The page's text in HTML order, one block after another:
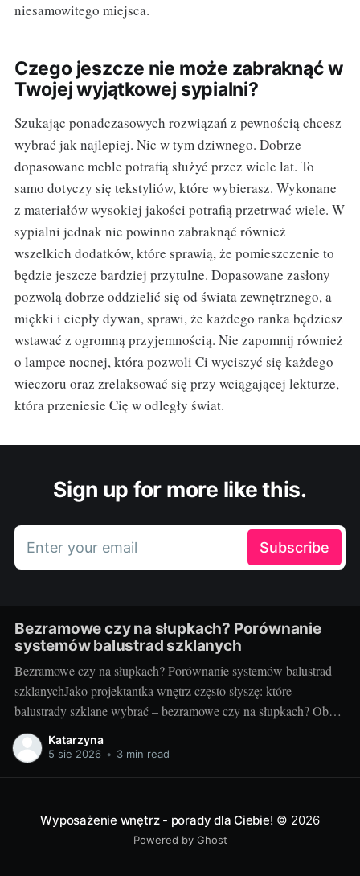
niesamowitego miejsca.
Czego jeszcze nie może zabraknąć w
Twojej wyjątkowej sypialni?
Szukając ponadczasowych rozwiązań z pewnością chcesz
wybrać jak najlepiej. Nic w tym dziwnego. Dobrze
dopasowane meble potrafią służyć przez wiele lat. To
samo dotyczy się tekstyliów, które wybierasz. Wykonane
z materiałów wysokiej jakości potrafią przetrwać wiele. W
sypialni jednak nie powinno zabraknąć również
wszelkich dodatków, które sprawią, że pomieszczenie to
będzie jeszcze bardziej przytulne. Dopasowane zasłony
pozwolą dobrze oddzielić się od świata zewnętrznego, a
miękki i ciepły dywan, sprawi, że każdego ranka będziesz
wstawać z ogromną przyjemnością. Nie zapomnij również
o lampce nocnej, która pozwoli Ci wyciszyć się każdego
wieczoru oraz zrelaksować się przy wciągającej lekturze,
która przeniesie Cię w odległy świat.
Sign up for more like this.
Enter your email Subscribe
Bezramowe czy na słupkach? Porównanie
systemów balustrad szklanych
Bezramowe czy na słupkach? Porównanie systemów balustrad
szklanychJako projektantka wnętrz często słyszę: które
balustrady szklane wybrać – bezramowe czy na słupkach? Oba
systemy potrafią wyglądać zjawiskowo i podnieść wartość
nieruchomości, ale różnią się konstrukcją, montażem i
Katarzyna
5 sie 2026 • 3 min read
Wyposażenie wnętrz - porady dla Ciebie! © 2026
Powered by Ghost